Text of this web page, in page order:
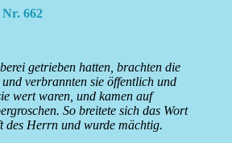
662
getrieben hatten, brachten die
verbrannten sie öffentlich und
wert waren, und kamen auf
So breitete sich das Wort
des Herrn und wurde mächtig.